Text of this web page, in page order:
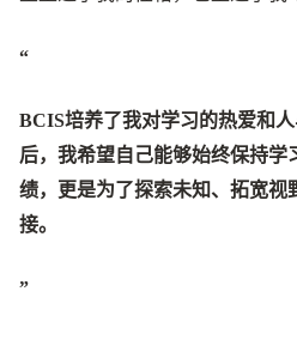
“
BCIS培养了我对学习的热爱和
后，我希望自己能够始终保持学
绩，更是为了探索未知、拓宽视
接。
”